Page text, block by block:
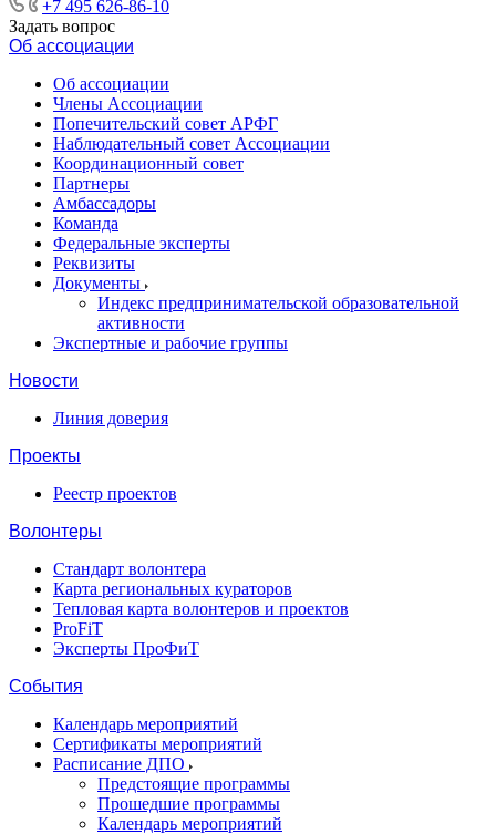
+7 495 626-86-10
Задать вопрос
Об ассоциации
Об ассоциации
Члены Ассоциации
Попечительский совет АРФГ
Наблюдательный совет Ассоциации
Координационный совет
Партнеры
Амбассадоры
Команда
Федеральные эксперты
Реквизиты
Документы
Индекс предпринимательской образовательной
активности
Экспертные и рабочие группы
Новости
Линия доверия
Проекты
Реестр проектов
Волонтеры
Стандарт волонтера
Карта региональных кураторов
Тепловая карта волонтеров и проектов
ProFiT
Эксперты ПроФиТ
События
Календарь мероприятий
Сертификаты мероприятий
Расписание ДПО
Предстоящие программы
Прошедшие программы
Календарь мероприятий